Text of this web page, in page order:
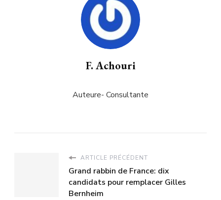
F. Achouri
Auteure- Consultante
ARTICLE PRÉCÉDENT
Grand rabbin de France: dix
candidats pour remplacer Gilles
Bernheim